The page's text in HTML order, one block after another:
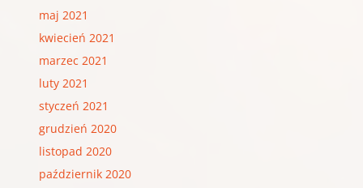
maj 2021
kwiecień 2021
marzec 2021
luty 2021
styczeń 2021
grudzień 2020
listopad 2020
październik 2020